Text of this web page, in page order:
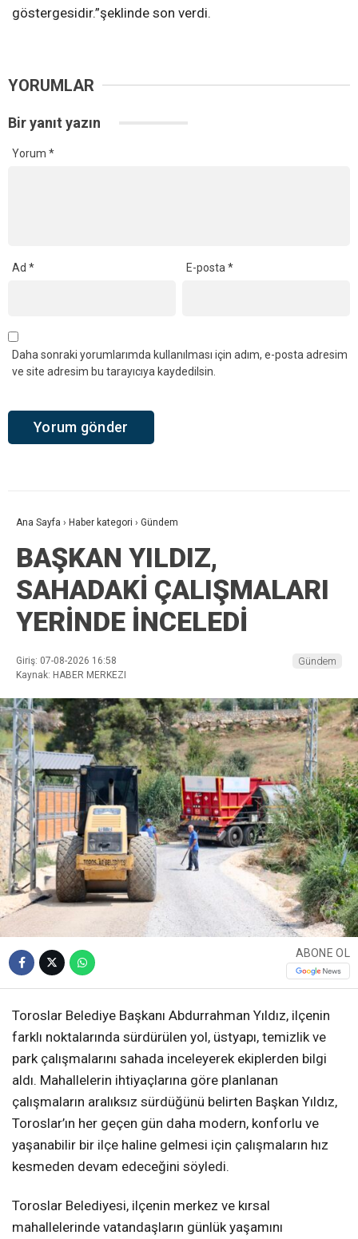
göstergesidir.”şeklinde son verdi.
YORUMLAR
Bir yanıt yazın
Yorum *
Ad * E-posta*
Daha sonraki yorumlarımda kullanılması için adım, e-posta adresim
ve site adresim bu tarayıcıya kaydedilsin.
Ana Sayfa › Haber kategori › Gündem
BAŞKAN YILDIZ,
SAHADAKİ ÇALIŞMALARI
YERİNDE İNCELEDİ
Giriş: 07-08-2026 16:58
Kaynak: HABER MERKEZI
Gündem
ABONE OL
Toroslar Belediye Başkanı Abdurrahman Yıldız, ilçenin
farklı noktalarında sürdürülen yol, üstyapı, temizlik ve
park çalışmalarını sahada inceleyerek ekiplerden bilgi
aldı. Mahallelerin ihtiyaçlarına göre planlanan
çalışmaların aralıksız sürdüğünü belirten Başkan Yıldız,
Toroslar’ın her geçen gün daha modern, konforlu ve
yaşanabilir bir ilçe haline gelmesi için çalışmaların hız
kesmeden devam edeceğini söyledi.
Toroslar Belediyesi, ilçenin merkez ve kırsal
mahallelerinde vatandaşların günlük yaşamını